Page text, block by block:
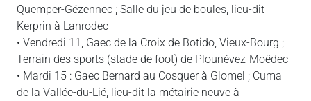
Quemper-Gézennec ; Salle du jeu de boules, lieu-dit
Kerprin à Lanrodec
• Vendredi 11, Gaec de la Croix de Botido, Vieux-Bourg ;
Terrain des sports (stade de foot) de Plounévez-Moëdec
• Mardi 15 : Gaec Bernard au Cosquer à Glomel ; Cuma
de la Vallée-du-Lié, lieu-dit la métairie neuve à